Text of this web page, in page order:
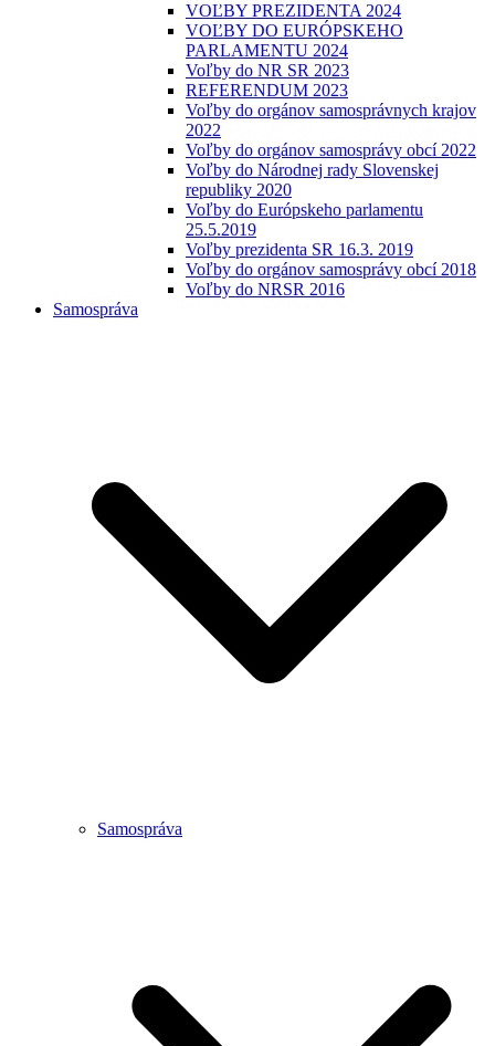
VOĽBY PREZIDENTA 2024
VOĽBY DO EURÓPSKEHO
PARLAMENTU 2024
Voľby do NR SR 2023
REFERENDUM 2023
Voľby do orgánov samosprávnych krajov
2022
Voľby do orgánov samosprávy obcí 2022
Voľby do Národnej rady Slovenskej
republiky 2020
Voľby do Európskeho parlamentu
25.5.2019
Voľby prezidenta SR 16.3. 2019
Voľby do orgánov samosprávy obcí 2018
Voľby do NRSR 2016
Samospráva
Samospráva